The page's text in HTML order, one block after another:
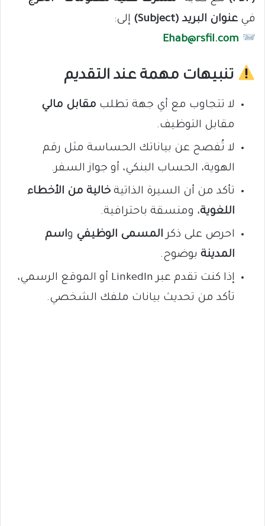
في عنوان البريد (Subject)
إلى:
Ehab@rsfil.com
تنبيهات مهمة عند التقديم
لا تتجاوب مع أي جهة تطلب مقابل مالي
مقابل التوظيف.
لا تُفصح عن بياناتك الحساسة مثل رقم
الهوية، الحساب البنكي، أو جواز السفر.
تأكد من أن السيرة الذاتية خالية من الأخطاء
اللغوية، ومنسقة باحترافية.
احرص على ذكرالمسمى الوظيفي واسم
المدينة بوضوح.
إذا كنت تقدم عبر LinkedIn أو الموقع الرسمي،
تأكد من تحديث بيانات ملفك الشخصي.